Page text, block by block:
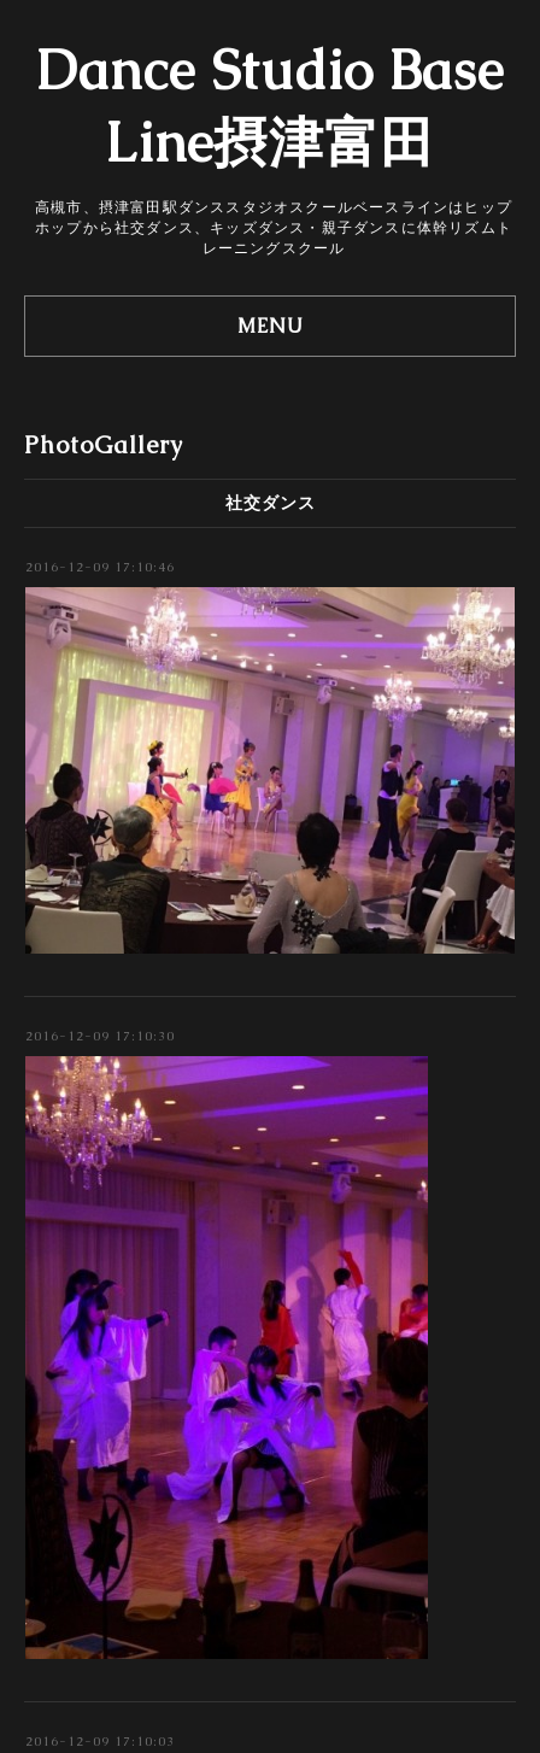
Dance Studio Base
Line摂津富田
高槻市、摂津富田駅ダンススタジオスクールベースラインはヒップ
ホップから社交ダンス、キッズダンス・親子ダンスに体幹リズムト
レーニングスクール
MENU
PhotoGallery
社交ダンス
2016-12-09 17:10:46
2016-12-09 17:10:30
2016-12-09 17:10:03